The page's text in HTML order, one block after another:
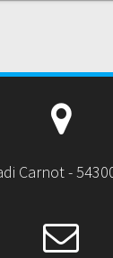
Carnot -